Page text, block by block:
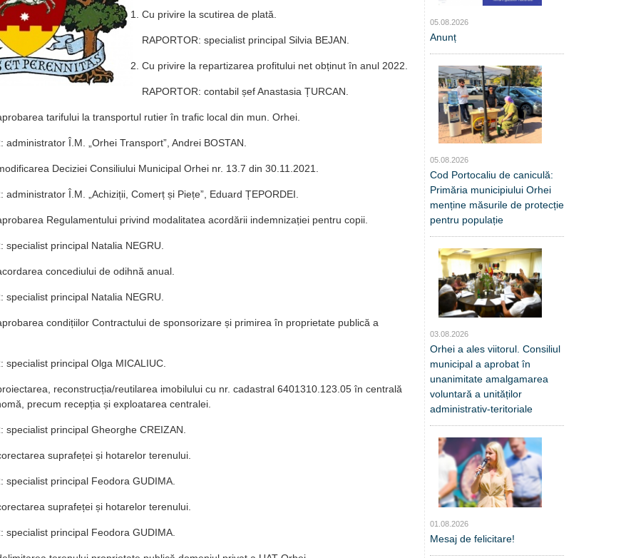
Cu privire la scutirea de plată.
RAPORTOR: specialist principal Silvia BEJAN.
Cu privire la repartizarea profitului net obținut în anul 2022.
RAPORTOR: contabil șef Anastasia ȚURCAN.
tarifului la transportul rutier în trafic local din mun. Orhei.
administrator Î.M. „Orhei Transport”, Andrei BOSTAN.
Deciziei Consiliului Municipal Orhei nr. 13.7 din 30.11.2021.
administrator Î.M. „Achiziții, Comerț și Piețe”, Eduard ȚEPORDEI.
Regulamentului privind modalitatea acordării indemnizației pentru copii.
specialist principal Natalia NEGRU.
concediului de odihnă anual.
specialist principal Natalia NEGRU.
condițiilor Contractului de sponsorizare și primirea în proprietate publică a
specialist principal Olga MICALIUC.
reconstrucția/reutilarea imobilului cu nr. cadastral 6401310.123.05 în centrală
precum recepția și exploatarea centralei.
specialist principal Gheorghe CREIZAN.
suprafeței și hotarelor terenului.
specialist principal Feodora GUDIMA.
suprafeței și hotarelor terenului.
specialist principal Feodora GUDIMA.
05.08.2026
Anunț
05.08.2026
Cod Portocaliu de caniculă:
Primăria municipiului Orhei
menține măsurile de protecție
pentru populație
03.08.2026
Orhei a ales viitorul. Consiliul
municipal a aprobat în
unanimitate amalgamarea
voluntară a unităților
administrativ-teritoriale
01.08.2026
Mesaj de felicitare!